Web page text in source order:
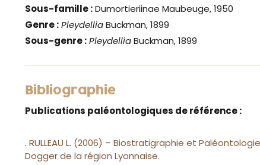
Sous-famille :Dumortieriinae Maubeuge, 1950
Genre :PleydelliaBuckman, 1899
Sous-genre :PleydelliaBuckman, 1899
Bibliographie
Publications paléontologiques de référence :
. RULLEAU L. (2006) – Biostratigraphie et
Dogger de la région Lyonnaise.